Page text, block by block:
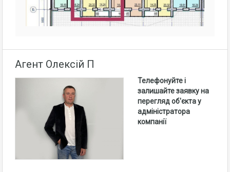
Агент Олексій П
Телефонуйте і
залишайте заявку на
перегляд об'єкта у
адміністратора
компанії